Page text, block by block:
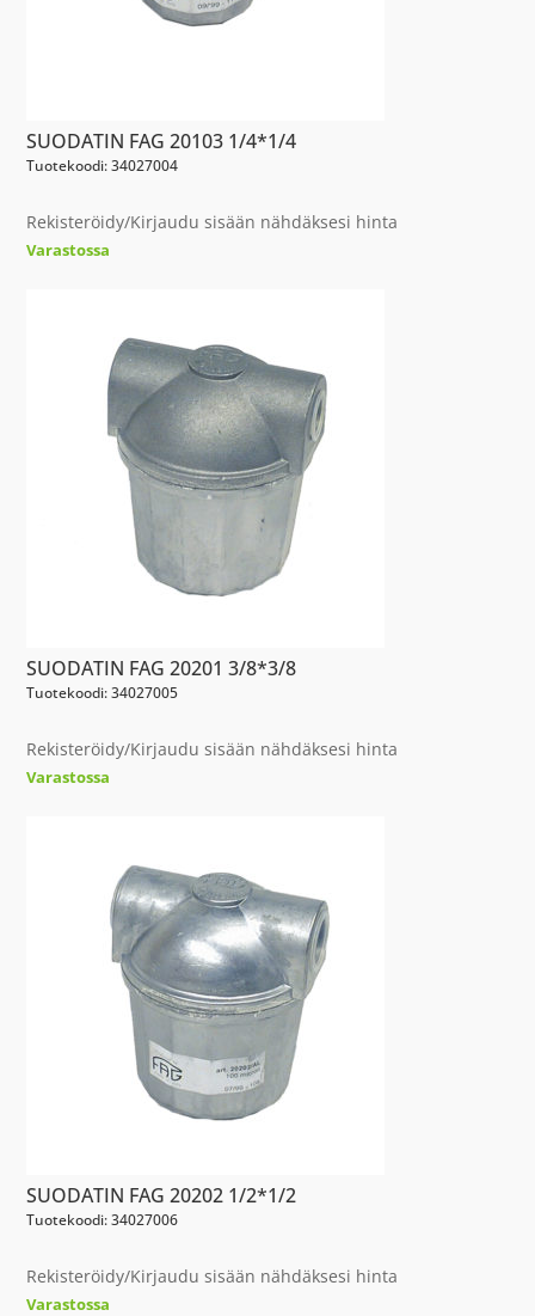
SUODATIN FAG 20103 1/4*1/4
Tuotekoodi: 34027004
Rekisteröidy/Kirjaudu sisään nähdäksesi hinta
Varastossa
SUODATIN FAG 20201 3/8*3/8
Tuotekoodi: 34027005
Rekisteröidy/Kirjaudu sisään nähdäksesi hinta
Varastossa
SUODATIN FAG 20202 1/2*1/2
Tuotekoodi: 34027006
Rekisteröidy/Kirjaudu sisään nähdäksesi hinta
Varastossa